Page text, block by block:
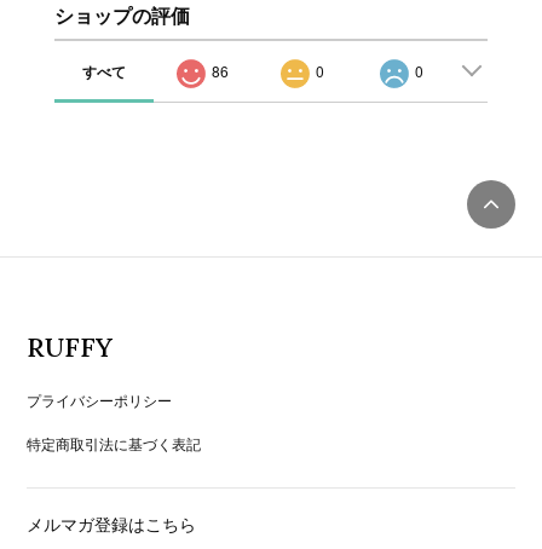
ショップの評価
すべて 86 0 0
RUFFY
プライバシーポリシー
特定商取引法に基づく表記
メルマガ登録はこちら